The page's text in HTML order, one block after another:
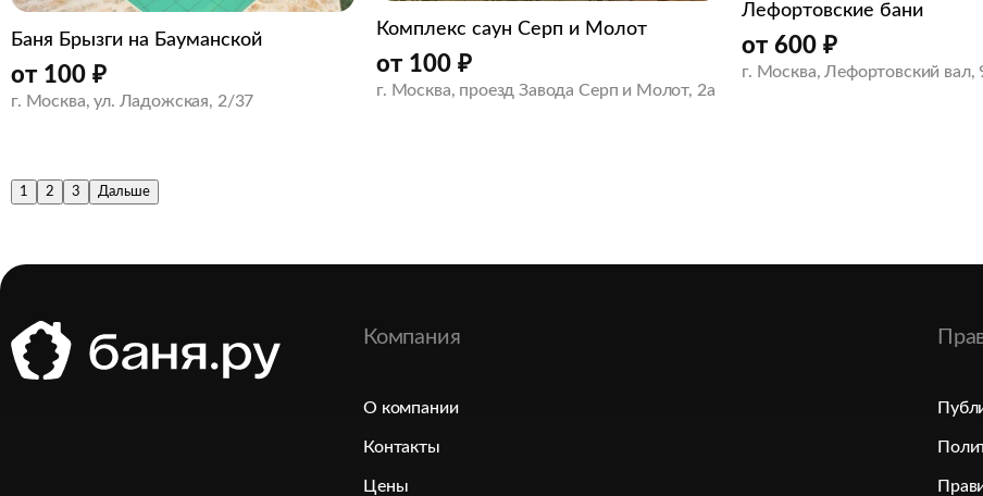
Баня Брызги на Бауманской
от 100 ₽
г. Москва, ул. Ладожская, 2/37
Комплекс саун Серп и Молот
от 100 ₽
г. Москва, проезд Завода Серп и Молот, 2а
Лефортовские бани
от 600 ₽
г. Москва, Лефортовский вал,
1 2 3 Дальше
Компания
О компании
Контакты
Цены